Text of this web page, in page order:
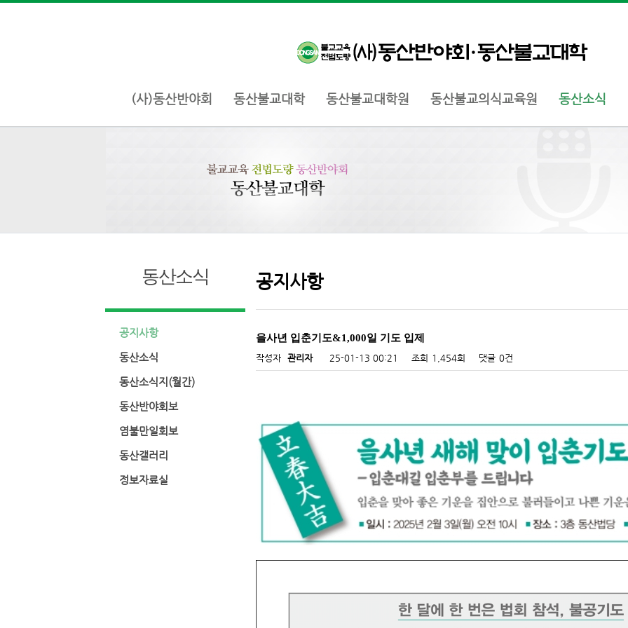
(사)동산반야회 동산불교대학 동산불교대학원 동산불교의식교육원 동산소식
동산소식
공지사항
동산소식
동산소식지(월간)
동산반야회보
염불만일회보
동산갤러리
정보자료실
공지사항
을사년 입춘기도&1,000일 기도 입제
작성자 관리자 25-01-13 00:21 조회 1,454회 댓글 0건